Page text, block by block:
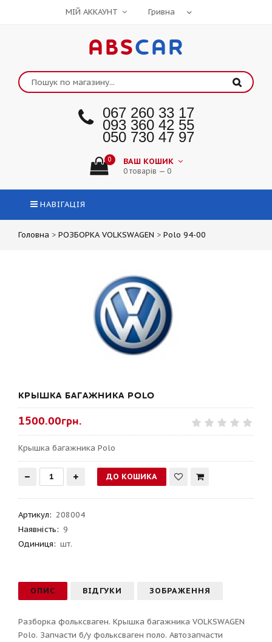
МІЙ АККАУНТ
ABSCAR
067 260 33 17
093 360 42 55
050 730 47 97
0 ВАШ КОШИК
0 товарів — 0
НАВІГАЦІЯ
Головна > РОЗБОРКА VOLKSWAGEN > Polo 94-00
КРЫШКА БАГАЖНИКА POLO
1500.00грн.
Крышка багажника Polo
Артикул: 208004
Наявність: 9
Одиниця: шт.
ОПИС ВІДГУКИ ЗОБРАЖЕННЯ
Разборка фольксваген. Крышка багажника VOLKSWAGEN
Polo. Запчасти б/у фольксваген поло. Автозапчасти